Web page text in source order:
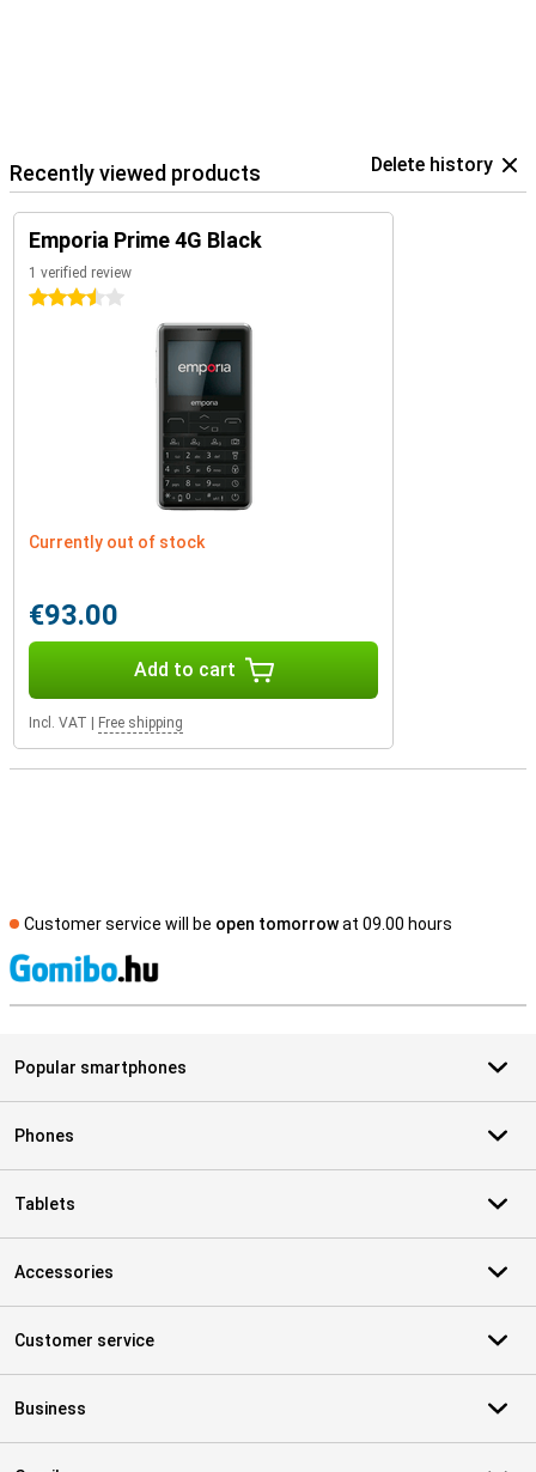
Recently viewed products Delete history
Emporia Prime 4G Black
1 verified review
3.5 stars
Currently out of stock
€93.00
Add to cart
Incl. VAT Free shipping
Customer service will be open tomorrowat 09.00 hours
Popular smartphones
Phones
Tablets
Accessories
Customer service
Business